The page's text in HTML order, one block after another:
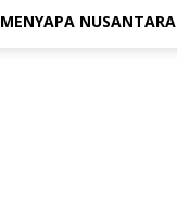
MENYAPA NUSANTARA